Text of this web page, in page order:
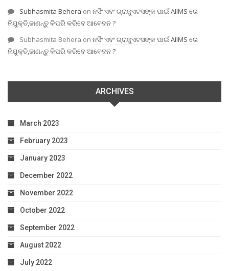
Subhasmita Behera on ନର୍ସିଂ ଏବଂ ଗ୍ରାଜୁଏଟସଙ୍କ ପାଇଁ AIIMS ରେ
ନିଯୁକ୍ତି,ଜାଣନ୍ତୁ କିପରି କରିବେ ଆବେଦନ ?
Subhasmita Behera on ନର୍ସିଂ ଏବଂ ଗ୍ରାଜୁଏଟସଙ୍କ ପାଇଁ AIIMS ରେ
ନିଯୁକ୍ତି,ଜାଣନ୍ତୁ କିପରି କରିବେ ଆବେଦନ ?
ARCHIVES
March 2023
February 2023
January 2023
December 2022
November 2022
October 2022
September 2022
August 2022
July 2022